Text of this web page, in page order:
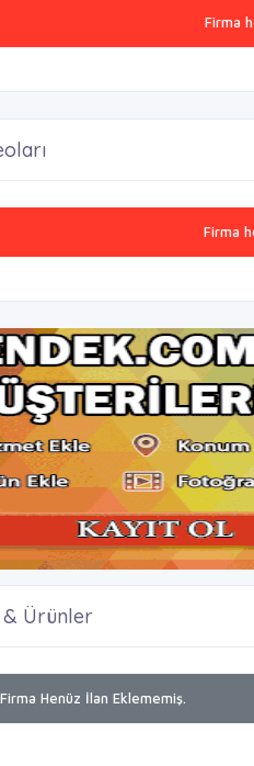
Firma
Firma
Ürünler
Firma Henüz İlan Eklememiş.